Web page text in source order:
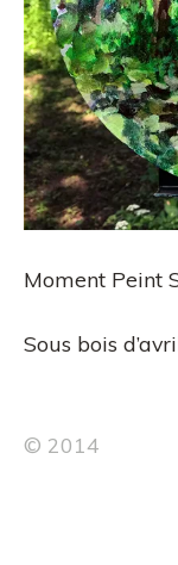
Moment Peint
Sous bois
© 2014